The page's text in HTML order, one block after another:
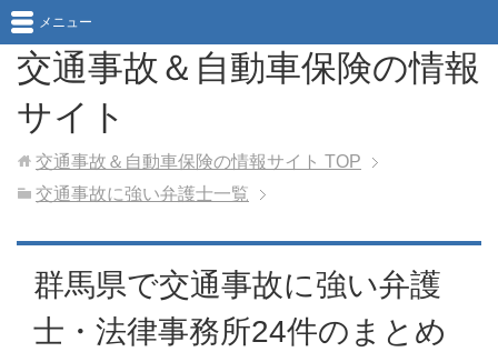
交通事故＆自動車保険の情報
サイト
メニュー
交通事故＆自動車保険の情報サイト TOP
交通事故に強い弁護士一覧
群馬県で交通事故に強い弁護
士・法律事務所24件のまとめ